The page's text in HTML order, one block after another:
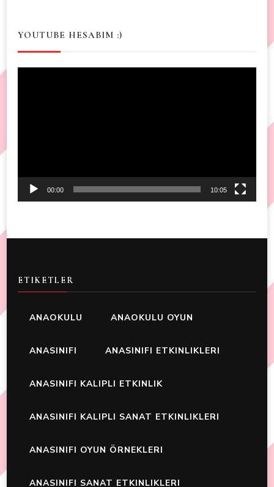
YOUTUBE HESABIM :)
00:00 10:05
ETIKETLER
ANAOKULU ANAOKULU OYUN
ANASINIFI ANASINIFI ETKINLIKLERI
ANASINIFI KALIPLI ETKINLIK
ANASINIFI KALIPLI SANAT ETKINLIKLERI
ANASINIFI OYUN ÖRNEKLERI
ANASINIFI SANAT ETKINLIKLERI